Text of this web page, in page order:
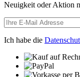
Neuigkeit oder Aktion
Ich habe die